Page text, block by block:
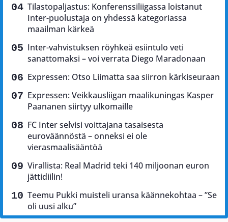
Tilastopaljastus: Konferenssiliigassa loistanut
Inter-puolustaja on yhdessä kategoriassa
maailman kärkeä
Inter-vahvistuksen röyhkeä esiintulo veti
sanattomaksi – voi verrata Diego Maradonaan
Expressen: Otso Liimatta saa siirron kärkiseuraan
Expressen: Veikkausliigan maalikuningas Kasper
Paananen siirtyy ulkomaille
FC Inter selvisi voittajana tasaisesta
euroväännöstä – onneksi ei ole
vierasmaalisääntöä
Virallista: Real Madrid teki 140 miljoonan euron
jättidiilin!
Teemu Pukki muisteli uransa käännekohtaa – ”Se
oli uusi alku”